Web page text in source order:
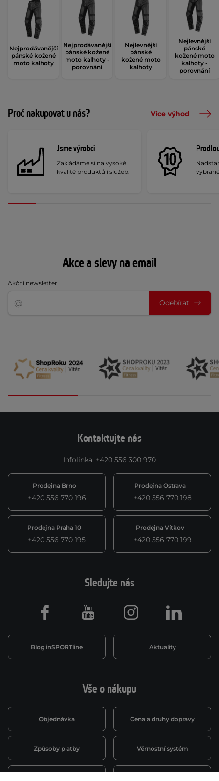
Nejprodávanější
pánské kožené
moto kalhoty
Nejprodávanější
pánské kožené
moto kalhoty -
porovnání
Nejlevnější
pánské
kožené moto
kalhoty
Nejlevnější
pánské
kožené moto
kalhoty -
porovnání
Proč nakupovat u nás? Více výhod
Jsme výrobci
Zakládáme si na vysoké
kvalitě produktů i služeb.
Akce a slevy na email
Akční newsletter
Odebírat
Kontaktujte nás
Infolinka: +420 556 300 970
Prodejna Brno
+420 556 770 196
Prodejna Ostrava
+420 556 770 198
Prodejna Praha 10
+420 556 770 195
Prodejna Vítkov
+420 556 770 199
Vše o nákupu
Objednávka Cena a druhy dopravy
Způsoby platby Věrnostní systém
Sledujte nás
Blog inSPORTline Aktuality
Facebook Youtube Instagram LinkedIn